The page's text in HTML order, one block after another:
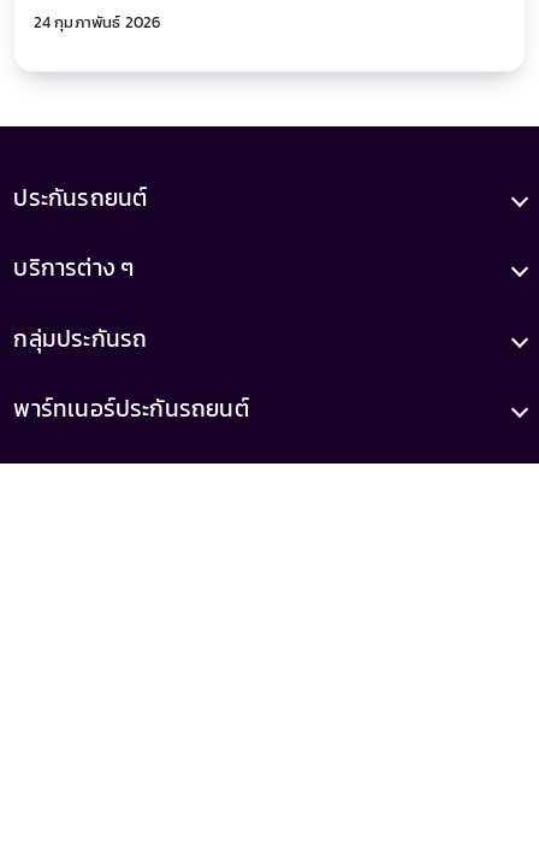
24 กุมภาพันธ์ 2026
ประกันรถยนต์
บริการต่าง ๆ
กลุ่มประกันรถ
พาร์ทเนอร์ประกันรถยนต์